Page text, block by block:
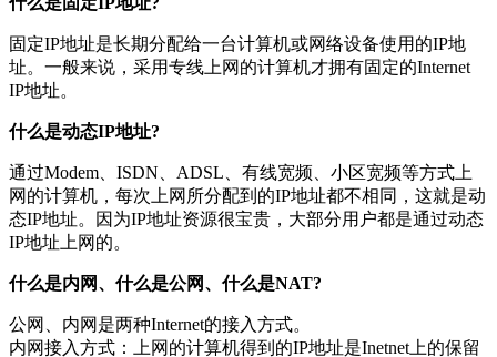
固定IP地址是长期分配给一台计算机或网络设备使用的IP地
址。一般来说，采用专线上网的计算机才拥有固定的Internet
IP地址。
什么是动态IP地址?
通过Modem、ISDN、ADSL、有线宽频、小区宽频等方式上
网的计算机，每次上网所分配到的IP地址都不相同，这就是动
态IP地址。因为IP地址资源很宝贵，大部分用户都是通过动态
IP地址上网的。
什么是内网、什么是公网、什么是NAT?
公网、内网是两种Internet的接入方式。
内网接入方式：上网的计算机得到的IP地址是Inetnet上的保留